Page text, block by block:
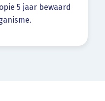
5 jaar bewaard